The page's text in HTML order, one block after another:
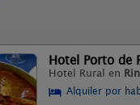
Hotel Porto de
Hotel Rural en
Alquiler por